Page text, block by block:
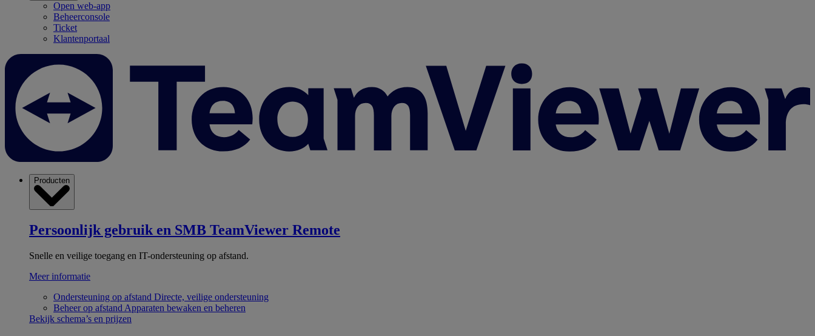
Open web-app
Beheerconsole
Ticket
Klantenportaal
Producten
Persoonlijk gebruik en SMB TeamViewer Remote
Snelle en veilige toegang en IT-ondersteuning op afstand.
Meer informatie
Ondersteuning op afstand Directe, veilige ondersteuning
Beheer op afstand Apparaten bewaken en beheren
Bekijk schema’s en prijzen